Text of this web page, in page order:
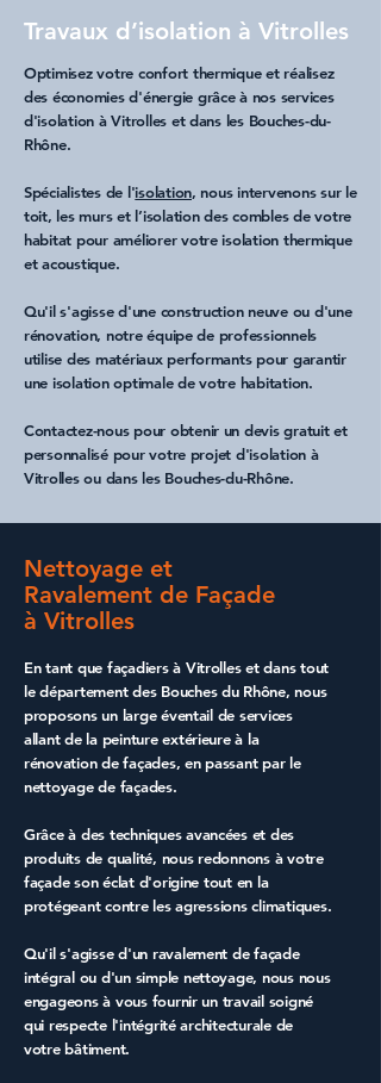
Travaux d’isolation à Vitrolles
Optimisez votre confort thermique et réalisez
des économies d'énergie grâce à nos services
d'isolation à Vitrolles et dans les Bouches-du-
Rhône.
Spécialistes de l'isolation, nous intervenons sur le
toit, les murs et l’isolation des comblesde votre
habitat pour améliorer votre isolation thermique
et acoustique.
Qu'il s'agisse d'une construction neuve ou d'une
rénovation, notre équipe de professionnels
utilise des matériaux performants pour garantir
une isolationoptimale de votre habitation.
Contactez-nous pour obtenir un devis gratuitet
personnalisé pour votre projet d'isolation à
Vitrollesou dans les Bouches-du-Rhône.
Nettoyage et
Ravalement de Façade
à Vitrolles
En tant que façadiers à Vitrolleset dans tout
le département des Bouches du Rhône, nous
proposons un large éventail de services
allant de la peinture extérieureà la
rénovation de façades, en passant par le
nettoyage de façades.
Grâce à des techniques avancées et des
produits de qualité, nous redonnons à votre
façade son éclat d'origine tout en la
protégeant contre les agressions climatiques.
Qu'il s'agisse d'un ravalement de façade
intégral ou d'un simple nettoyage, nous nous
engageons à vous fournir un travail soigné
qui respecte l'intégrité architecturale de
votre bâtiment.